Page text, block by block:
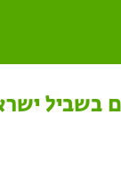
בשביל